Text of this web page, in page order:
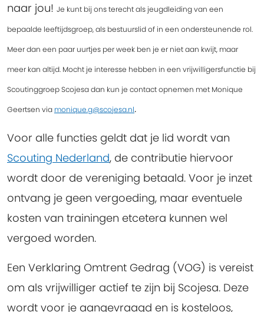
naar jou! Je kunt bij ons terecht als jeugdleiding van een
bepaalde leeftijdsgroep, als bestuurslid of in een ondersteunende rol.
Meer dan een paar uurtjes per week ben je er niet aan kwijt, maar
meer kan altijd. Mocht je interesse hebben in een vrijwilligersfunctie bij
Scoutinggroep Scojesa dan kun je contact opnemen met Monique
Geertsen via monique.g@scojesa.nl.
Voor alle functies geldt dat je lid wordt van
Scouting Nederland, de contributie hiervoor
wordt door de vereniging betaald. Voor je inzet
ontvang je geen vergoeding, maar eventuele
kosten van trainingen etcetera kunnen wel
vergoed worden.
Een Verklaring Omtrent Gedrag (VOG) is vereist
om als vrijwilliger actief te zijn bij Scojesa. Deze
wordt voor je aangevraagd en is kosteloos,